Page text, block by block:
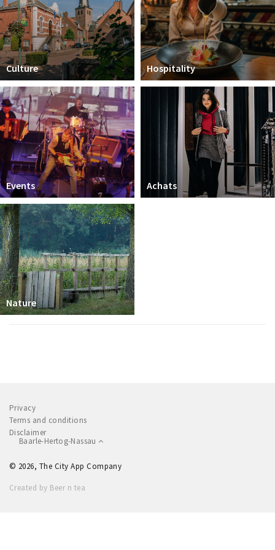
Sign in
Culture Hospitality
Events Achats
Nature
Privacy
Terms and conditions
Disclaimer
Baarle-Hertog-Nassau
© 2026, The City App Company
Created by Beer n tea